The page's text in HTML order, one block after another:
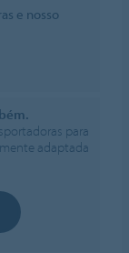
e nosso
para
adaptada